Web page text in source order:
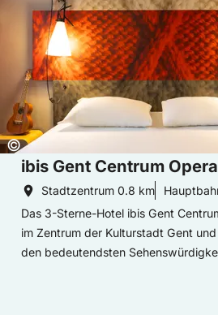
Copyright:
©
ibis Gent Centrum Opera
Stadtzentrum 0.8 km
Das 3-Sterne-Hotel ibis Gent
im Zentrum der Kulturstadt Gent
den bedeutendsten
Die Zimmer sind modern gestaltet
steht Ihnen im gesamten Hotel